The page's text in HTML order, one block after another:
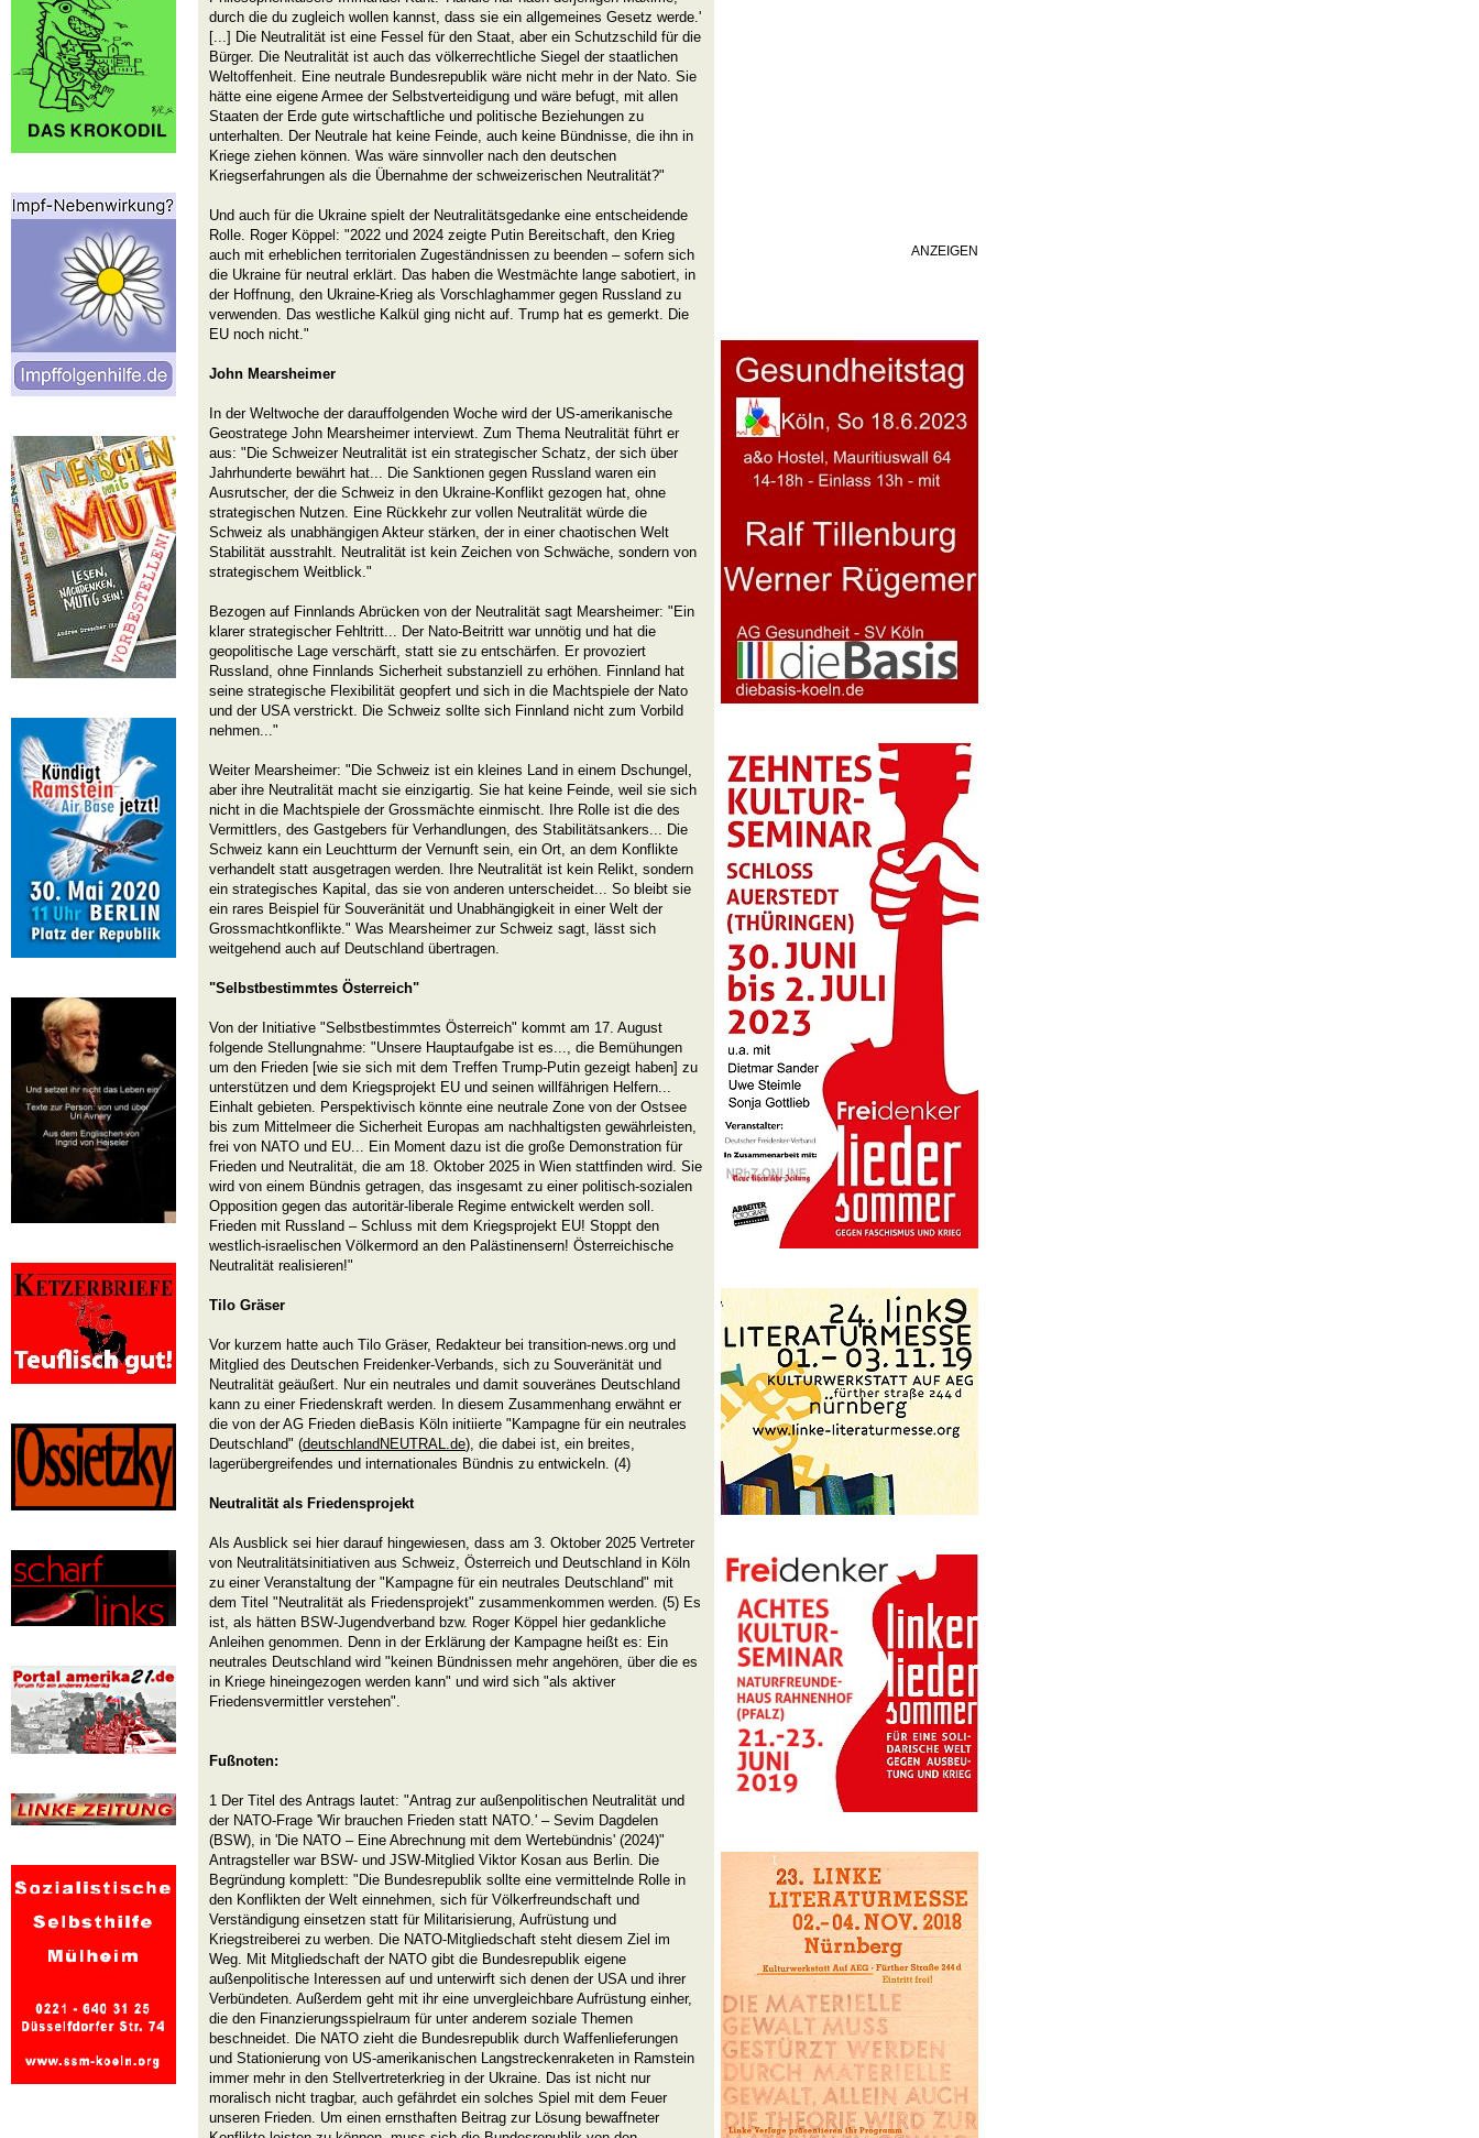
durch die du zugleich wollen kannst, dass sie ein allgemeines Gesetz werde.'
[...] Die Neutralität ist eine Fessel für den Staat, aber ein Schutzschild für die
Bürger. Die Neutralität ist auch das völkerrechtliche Siegel der staatlichen
Weltoffenheit. Eine neutrale Bundesrepublik wäre nicht mehr in der Nato. Sie
hätte eine eigene Armee der Selbstverteidigung und wäre befugt, mit allen
Staaten der Erde gute wirtschaftliche und politische Beziehungen zu
unterhalten. Der Neutrale hat keine Feinde, auch keine Bündnisse, die ihn in
Kriege ziehen können. Was wäre sinnvoller nach den deutschen
Kriegserfahrungen als die Übernahme der schweizerischen Neutralität?"
Und auch für die Ukraine spielt der Neutralitätsgedanke eine entscheidende
Rolle. Roger Köppel: "2022 und 2024 zeigte Putin Bereitschaft, den Krieg
auch mit erheblichen territorialen Zugeständnissen zu beenden – sofern sich
die Ukraine für neutral erklärt. Das haben die Westmächte lange sabotiert, in
der Hoffnung, den Ukraine-Krieg als Vorschlaghammer gegen Russland zu
verwenden. Das westliche Kalkül ging nicht auf. Trump hat es gemerkt. Die
EU noch nicht."
John Mearsheimer
In der Weltwoche der darauffolgenden Woche wird der US-amerikanische
Geostratege John Mearsheimer interviewt. Zum Thema Neutralität führt er
aus: "Die Schweizer Neutralität ist ein strategischer Schatz, der sich über
Jahrhunderte bewährt hat... Die Sanktionen gegen Russland waren ein
Ausrutscher, der die Schweiz in den Ukraine-Konflikt gezogen hat, ohne
strategischen Nutzen. Eine Rückkehr zur vollen Neutralität würde die
Schweiz als unabhängigen Akteur stärken, der in einer chaotischen Welt
Stabilität ausstrahlt. Neutralität ist kein Zeichen von Schwäche, sondern von
strategischem Weitblick."
Bezogen auf Finnlands Abrücken von der Neutralität sagt Mearsheimer: "Ein
klarer strategischer Fehltritt... Der Nato-Beitritt war unnötig und hat die
geopolitische Lage verschärft, statt sie zu entschärfen. Er provoziert
Russland, ohne Finnlands Sicherheit substanziell zu erhöhen. Finnland hat
seine strategische Flexibilität geopfert und sich in die Machtspiele der Nato
und der USA verstrickt. Die Schweiz sollte sich Finnland nicht zum Vorbild
nehmen..."
Weiter Mearsheimer: "Die Schweiz ist ein kleines Land in einem Dschungel,
aber ihre Neutralität macht sie einzigartig. Sie hat keine Feinde, weil sie sich
nicht in die Machtspiele der Grossmächte einmischt. Ihre Rolle ist die des
Vermittlers, des Gastgebers für Verhandlungen, des Stabilitätsankers... Die
Schweiz kann ein Leuchtturm der Vernunft sein, ein Ort, an dem Konflikte
verhandelt statt ausgetragen werden. Ihre Neutralität ist kein Relikt, sondern
ein strategisches Kapital, das sie von anderen unterscheidet... So bleibt sie
ein rares Beispiel für Souveränität und Unabhängigkeit in einer Welt der
Grossmachtkonflikte." Was Mearsheimer zur Schweiz sagt, lässt sich
weitgehend auch auf Deutschland übertragen.
"Selbstbestimmtes Österreich"
Von der Initiative "Selbstbestimmtes Österreich" kommt am 17. August
folgende Stellungnahme: "Unsere Hauptaufgabe ist es..., die Bemühungen
um den Frieden [wie sie sich mit dem Treffen Trump-Putin gezeigt haben] zu
unterstützen und dem Kriegsprojekt EU und seinen willfährigen Helfern...
Einhalt gebieten. Perspektivisch könnte eine neutrale Zone von der Ostsee
bis zum Mittelmeer die Sicherheit Europas am nachhaltigsten gewährleisten,
frei von NATO und EU... Ein Moment dazu ist die große Demonstration für
Frieden und Neutralität, die am 18. Oktober 2025 in Wien stattfinden wird. Sie
wird von einem Bündnis getragen, das insgesamt zu einer politisch-sozialen
Opposition gegen das autoritär-liberale Regime entwickelt werden soll.
Frieden mit Russland – Schluss mit dem Kriegsprojekt EU! Stoppt den
westlich-israelischen Völkermord an den Palästinensern! Österreichische
Neutralität realisieren!"
Tilo Gräser
Vor kurzem hatte auch Tilo Gräser, Redakteur bei transition-news.org und
Mitglied des Deutschen Freidenker-Verbands, sich zu Souveränität und
Neutralität geäußert. Nur ein neutrales und damit souveränes Deutschland
kann zu einer Friedenskraft werden. In diesem Zusammenhang erwähnt er
die von der AG Frieden dieBasis Köln initiierte "Kampagne für ein neutrales
Deutschland" (deutschlandNEUTRAL.de), die dabei ist, ein breites,
lagerübergreifendes und internationales Bündnis zu entwickeln. (4)
Neutralität als Friedensprojekt
Als Ausblick sei hier darauf hingewiesen, dass am 3. Oktober 2025 Vertreter
von Neutralitätsinitiativen aus Schweiz, Österreich und Deutschland in Köln
zu einer Veranstaltung der "Kampagne für ein neutrales Deutschland" mit
dem Titel "Neutralität als Friedensprojekt" zusammenkommen werden. (5) Es
ist, als hätten BSW-Jugendverband bzw. Roger Köppel hier gedankliche
Anleihen genommen. Denn in der Erklärung der Kampagne heißt es: Ein
neutrales Deutschland wird "keinen Bündnissen mehr angehören, über die es
in Kriege hineingezogen werden kann" und wird sich "als aktiver
Friedensvermittler verstehen".
Fußnoten:
1 Der Titel des Antrags lautet: "Antrag zur außenpolitischen Neutralität und
der NATO-Frage 'Wir brauchen Frieden statt NATO.' – Sevim Dagdelen
(BSW), in 'Die NATO – Eine Abrechnung mit dem Wertebündnis' (2024)"
Antragsteller war BSW- und JSW-Mitglied Viktor Kosan aus Berlin. Die
Begründung komplett: "Die Bundesrepublik sollte eine vermittelnde Rolle in
den Konflikten der Welt einnehmen, sich für Völkerfreundschaft und
Verständigung einsetzen statt für Militarisierung, Aufrüstung und
Kriegstreiberei zu werben. Die NATO-Mitgliedschaft steht diesem Ziel im
Weg. Mit Mitgliedschaft der NATO gibt die Bundesrepublik eigene
außenpolitische Interessen auf und unterwirft sich denen der USA und ihrer
Verbündeten. Außerdem geht mit ihr eine unvergleichbare Aufrüstung einher,
die den Finanzierungsspielraum für unter anderem soziale Themen
beschneidet. Die NATO zieht die Bundesrepublik durch Waffenlieferungen
und Stationierung von US-amerikanischen Langstreckenraketen in Ramstein
immer mehr in den Stellvertreterkrieg in der Ukraine. Das ist nicht nur
moralisch nicht tragbar, auch gefährdet ein solches Spiel mit dem Feuer
unseren Frieden. Um einen ernsthaften Beitrag zur Lösung bewaffneter
ANZEIGEN